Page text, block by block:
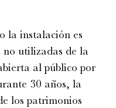
la instalación es
no utilizadas de la
al público por
30 años, la
los patrimonios